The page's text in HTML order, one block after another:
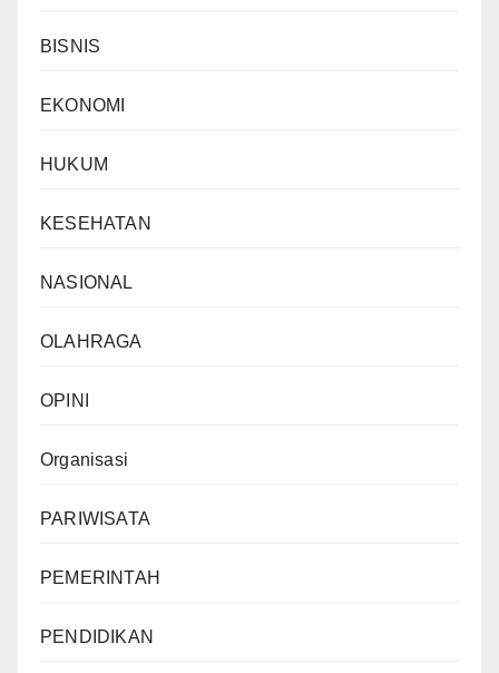
BISNIS
EKONOMI
HUKUM
KESEHATAN
NASIONAL
OLAHRAGA
OPINI
Organisasi
PARIWISATA
PEMERINTAH
PENDIDIKAN